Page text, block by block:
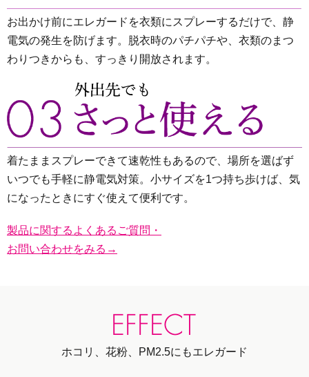
お出かけ前にエレガードを衣類にスプレーするだけで、静
電気の発生を防げます。脱衣時のパチパチや、衣類のまつ
わりつきからも、すっきり開放されます。
着たままスプレーできて速乾性もあるので、場所を選ばず
いつでも手軽に静電気対策。小サイズを1つ持ち歩けば、気
になったときにすぐ使えて便利です。
製品に関するよくあるご質問・
お問い合わせをみる→
ホコリ、花粉、PM2.5にもエレガード